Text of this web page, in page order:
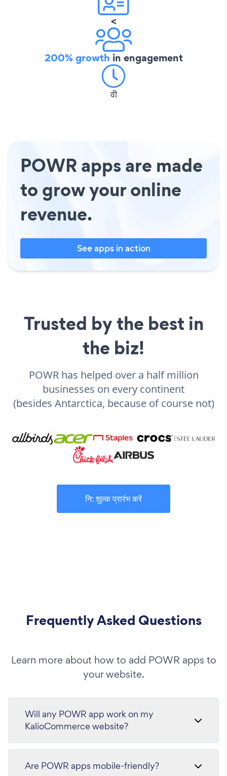
<
200% growth in engagement
वी
POWR apps are made
to grow your online
revenue.
See apps in action
Trusted by the best in
the biz!
POWR has helped over a half million
businesses on every continent
(besides Antarctica, because of course not)
नि: शुल्क प्रारंभ करें
Frequently Asked Questions
Learn more about how to add POWR apps to
your website.
Will any POWR app work on my
KalioCommerce website?
Are POWR apps mobile-friendly?